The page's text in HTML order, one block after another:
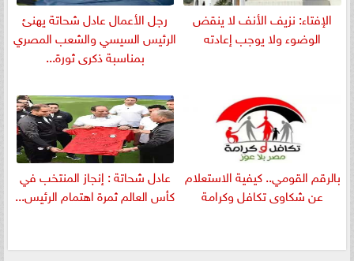
الإفتاء: نزيف الأنف لا ينقض
الوضوء ولا يوجب إعادته
رجل الأعمال عادل شحاتة يهنئ
الرئيس السيسي والشعب المصري
بمناسبة ذكرى ثورة...
بالرقم القومي.. كيفية الاستعلام
عن شكاوى تكافل وكرامة
عادل شحاتة : إنجاز المنتخب في
كأس العالم ثمرة اهتمام الرئيس...